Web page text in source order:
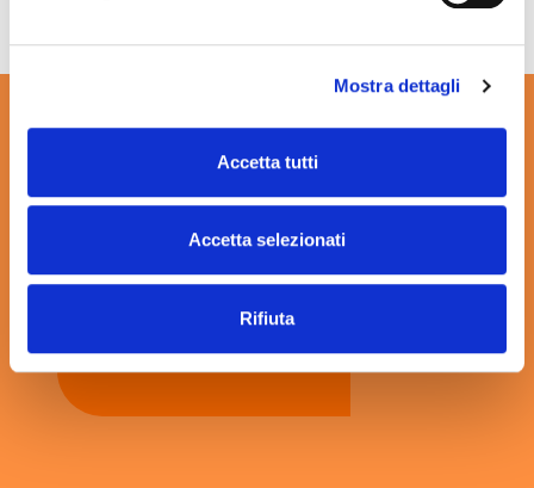
Mostra dettagli
Accetta tutti
Accetta selezionati
Rifiuta